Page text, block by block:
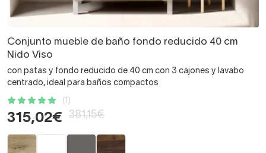
Conjunto mueble de baño fondo reducido 40 cm
Nido Viso
con patas y fondo reducido de 40 cm con 3 cajones y lavabo
centrado, ideal para baños compactos
(1)
315,02€ 381,15€